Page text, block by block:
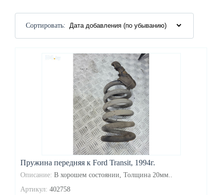
Сортировать:
Пружина передняя к Ford Transit, 1994г.
Описание: В хорошем состоянии, Толщина 20мм..
Артикул: 402758